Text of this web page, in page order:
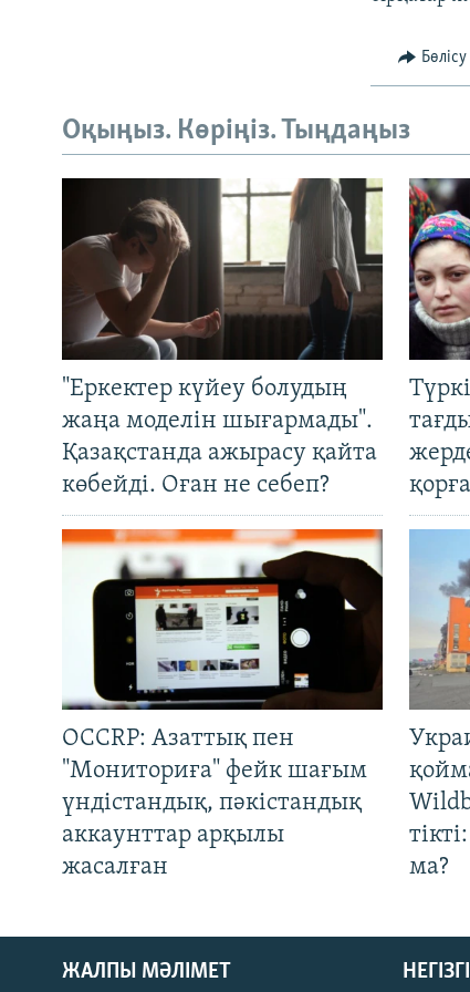
Бөлісу
Оқыңыз. Көріңіз. Тыңдаңыз
"Еркектер күйеу болудың
жаңа моделін шығармады".
Қазақстанда ажырасу қайта
көбейді. Оған не себеп?
OCCRP: Азаттық пен
"Мониториға" фейк шағым
үндістандық, пәкістандық
аккаунттар арқылы
жасалған
ма?
ЖАЛПЫ МӘЛІМЕТ